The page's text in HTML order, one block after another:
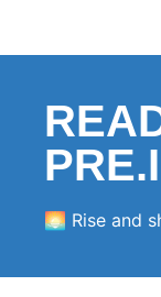
🌅 Rise and